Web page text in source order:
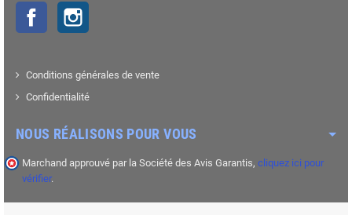
Facebook
Conditions générales de vente
Confidentialité
NOUS RÉALISONS POUR VOUS
Marchand approuvé par la Société des Avis Garantis, cliquez ici pour
vérifier.